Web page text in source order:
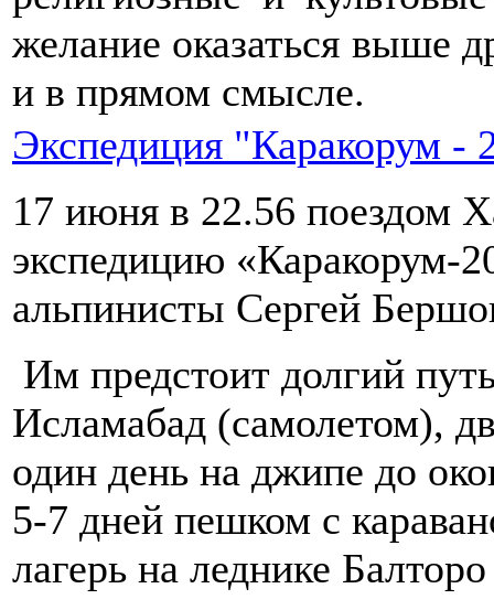
желание оказаться выше
и в прямом смысле.
Экспедиция "Каракорум -
17 июня в 22.56 поездом
экспедицию «Каракорум-
альпинисты Сергей
Им предстоит долгий
Исламабад (самолетом),
один день на джипе до
5-7 дней пешком с
лагерь на леднике